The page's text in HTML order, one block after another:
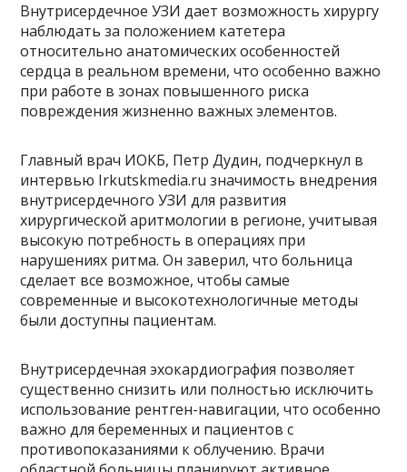
Внутрисердечное УЗИ дает возможность хирургу
наблюдать за положением катетера
относительно анатомических особенностей
сердца в реальном времени, что особенно важно
при работе в зонах повышенного риска
повреждения жизненно важных элементов.
Главный врач ИОКБ, Петр Дудин, подчеркнул в
интервью Irkutskmedia.ru значимость внедрения
внутрисердечного УЗИ для развития
хирургической аритмологии в регионе, учитывая
высокую потребность в операциях при
нарушениях ритма. Он заверил, что больница
сделает все возможное, чтобы самые
современные и высокотехнологичные методы
были доступны пациентам.
Внутрисердечная эхокардиография позволяет
существенно снизить или полностью исключить
использование рентген-навигации, что особенно
важно для беременных и пациентов с
противопоказаниями к облучению. Врачи